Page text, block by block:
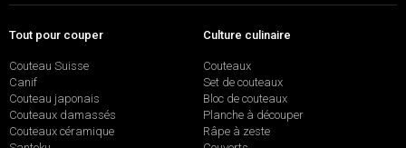
Tout pour couper
Couteau Suisse
Canif
Couteau japonais
Couteaux damassés
Couteaux céramique
Culture culinaire
Couteaux
Set de couteaux
Bloc de couteaux
Planche à découper
Râpe à zeste